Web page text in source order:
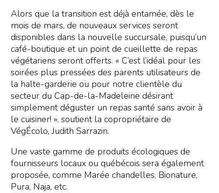
Alors que la transition est déjà entamée, dès le
mois de mars, de nouveaux services seront
disponibles dans la nouvelle succursale, puisqu’un
café-boutique et un point de cueillette de repas
végétariens seront offerts. « C’est l’idéal pour les
soirées plus pressées des parents utilisateurs de
la halte-garderie ou pour notre clientèle du
secteur du Cap-de-la-Madeleine désirant
simplement déguster un repas santé sans avoir à
le cuisiner! », soutient la copropriétaire de
VégÉcolo, Judith Sarrazin.
Une vaste gamme de produits écologiques de
fournisseurs locaux ou québécois sera également
proposée, comme Marée chandelles, Bionature,
Pura, Naja, etc.